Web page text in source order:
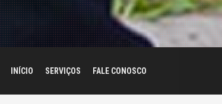
INÍCIO SERVIÇOS FALE CONOSCO